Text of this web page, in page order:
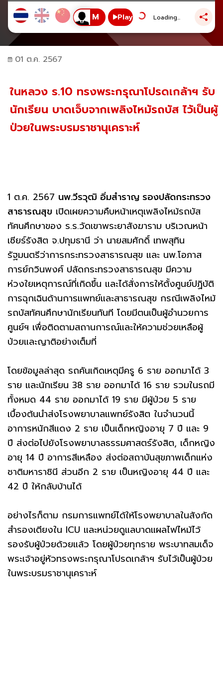
Play Loading...
01 ต.ค. 2567
ในหลวง ร.10 ทรงพระกรุณาโปรดเกล้าฯ รับ
นักเรียน บาดเจ็บจากเพลิงไหม้รถบัส ไว้เป็นผู้
ป่วยในพระบรมราชานุเคราะห์
1 ต.ค. 2567 นพ.วีรวุฒิ อิ่มสำราญ รองปลัดกระทรวง
สาธารณสุข เปิดเผยความคืบหน้าเหตุเพลิงไหม้รถบัส
ทัศนศึกษาของ ร.ร.วัดเขาพระยาสังฆาราม บริเวณหน้า
เซียร์รังสิต จ.ปทุมธานี ว่า นายสมศักดิ์ เทพสุทิน
รัฐมนตรีว่าการกระทรวงสาธารณสุข และ นพ.โอภาส
การย์กวินพงศ์ ปลัดกระทรวงสาธารณสุข มีความ
ห่วงใยเหตุการณ์ที่เกิดขึ้น และได้สั่งการให้ตั้งศูนย์ปฏิบัติ
การฉุกเฉินด้านการแพทย์และสาธารณสุข กรณีเพลิงไหม้
รถบัสทัศนศึกษานักเรียนทันที โดยมีตนเป็นผู้อำนวยการ
ศูนย์ฯ เพื่อติดตามสถานการณ์และให้ความช่วยเหลือผู้
ป่วยและญาติอย่างเต็มที่
โดยข้อมูลล่าสุด รถคันเกิดเหตุมีครู 6 ราย ออกมาได้ 3
ราย และนักเรียน 38 ราย ออกมาได้ 16 ราย รวมในรถมี
ทั้งหมด 44 ราย ออกมาได้ 19 ราย มีผู้ป่วย 5 ราย
เบื้องต้นนำส่งโรงพยาบาลแพทย์รังสิต ในจำนวนนี้
อาการหนักสีแดง 2 ราย เป็นเด็กหญิงอายุ 7 ปี และ 9
ปี ส่งต่อไปยังโรงพยาบาลธรรมศาสตร์รังสิต, เด็กหญิง
อายุ 14 ปี อาการสีเหลือง ส่งต่อสถาบันสุขภาพเด็กแห่ง
ชาติมหาราชินี ส่วนอีก 2 ราย เป็นหญิงอายุ 44 ปี และ
42 ปี ให้กลับบ้านได้
อย่างไรก็ตาม กรมการแพทย์ได้ให้โรงพยาบาลในสังกัด
สำรองเตียงใน ICU และหน่วยดูแลบาดแผลไฟไหม้ไว้
รองรับผู้ป่วยด้วยแล้ว โดยผู้ป่วยทุกราย พระบาทสมเด็จ
พระเจ้าอยู่หัวทรงพระกรุณาโปรดเกล้าฯ รับไว้เป็นผู้ป่วย
ในพระบรมราชานุเคราะห์